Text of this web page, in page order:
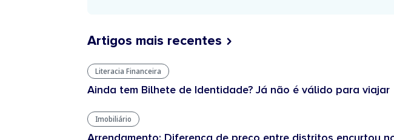
Artigos mais recentes
Literacia Financeira
Ainda tem Bilhete de Identidade? Já não é válido para viajar
Imobiliário